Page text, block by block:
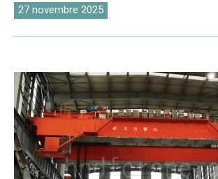
27 novembre 2025
اردو
Українська
Беларуская мова
Kiswahili
Dansk
Norsk
O‘zbekcha